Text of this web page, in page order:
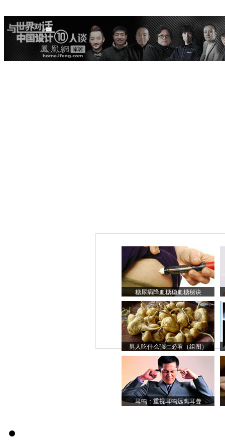
糖尿病降血糖稳血糖秘诀
男人吃什么强壮必看（组图）
耳鸣：重视耳鸣远离耳聋